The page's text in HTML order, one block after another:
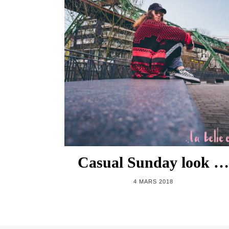
Casual Sunday look …
4 MARS 2018